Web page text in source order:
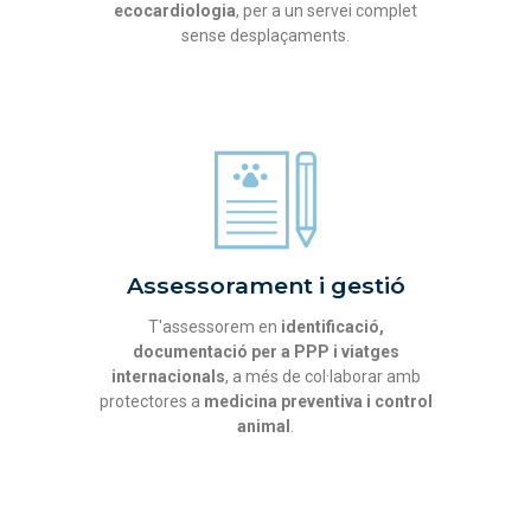
ecocardiologia, per a un servei complet
sense desplaçaments.
Assessorament i gestió
T'assessorem en identificació,
documentació per a PPP i viatges
internacionals, a més de col·laborar amb
protectores a medicina preventiva i control
animal .